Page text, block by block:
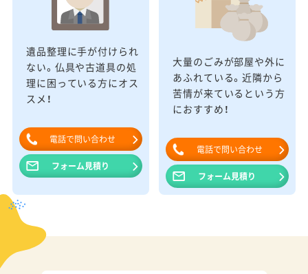
遺品整理に手が付けられ
ない。仏具や古道具の処
理に困っている方にオス
スメ！
電話で問い合わせ
フォーム見積り
大量のごみが部屋や外に
あふれている。近隣から
苦情が来ているという方
におすすめ！
電話で問い合わせ
フォーム見積り